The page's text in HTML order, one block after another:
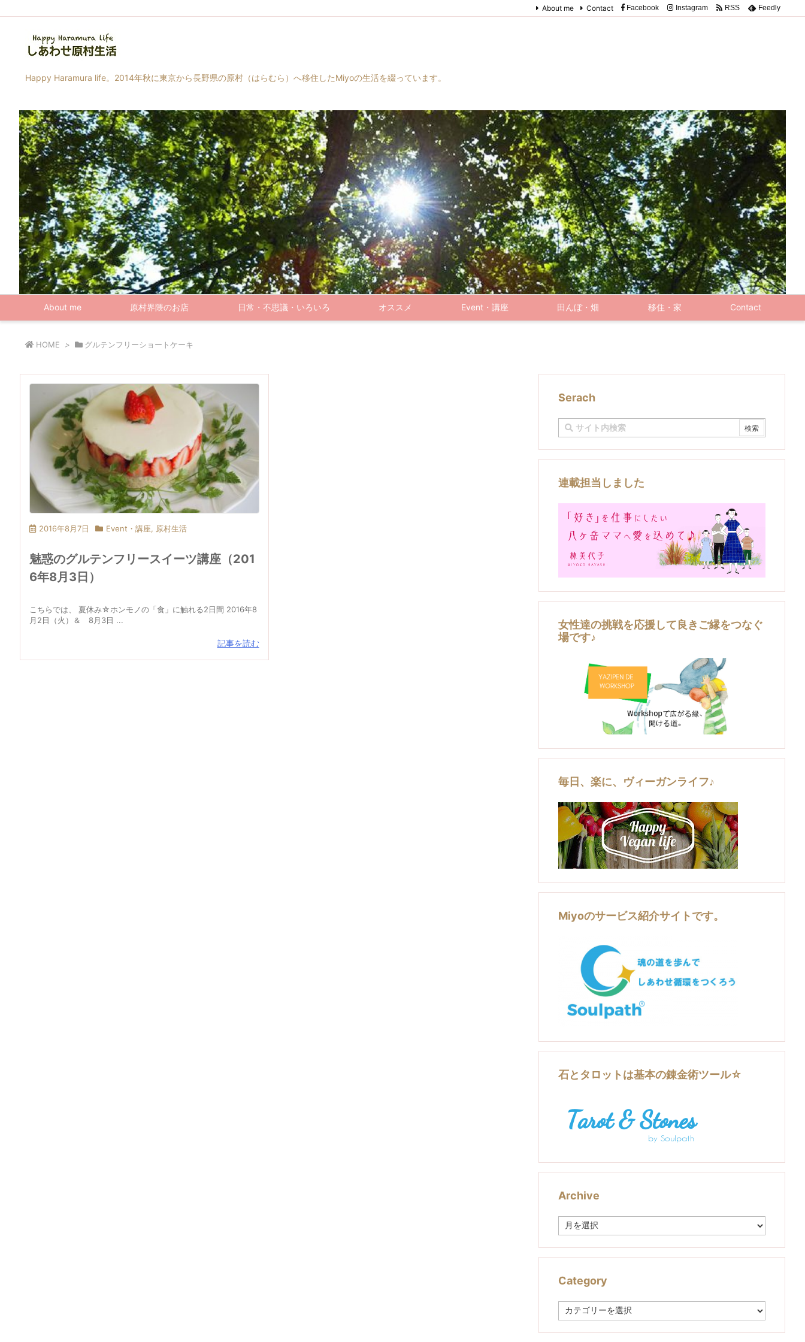
Happy Haramura life。2014年秋に東京から長野県の原村（はらむら）へ移住したMiyoの生活を綴っています。
About me 原村界隈のお店 日常・不思議・いろいろ オススメ Event・講座 田んぼ・畑 移住・家 Contact
About me Contact Facebook Instagram RSS Feedly
HOME > グルテンフリーショートケーキ
2016年8月7日 Event・講座, 原村生活
魅惑のグルテンフリースイーツ講座（201
6年8月3日）
こちらでは、 夏休み☆ホンモノの「食」に触れる2日間 2016年8
月2日（火）＆ 8月3日 ...
記事を読む
Serach
連載担当しました
女性達の挑戦を応援して良きご縁をつなぐ
場です♪
毎日、楽に、ヴィーガンライフ♪
Miyoのサービス紹介サイトです。
石とタロットは基本の錬金術ツール☆
Archive
h
e
Category
e